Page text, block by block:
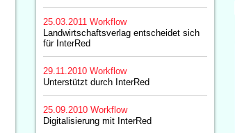
25.03.2011 Workflow
Landwirtschaftsverlag entscheidet sich
für InterRed
29.11.2010 Workflow
Unterstützt durch InterRed
25.09.2010 Workflow
Digitalisierung mit InterRed